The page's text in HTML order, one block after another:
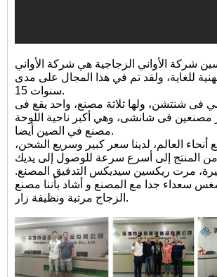
شركة الأواني الزجاجية هي شركة الأواني
للغاية، ولقد تم في هذا المجال على مدى
سنوات 15.
فى شنتشن، ولها ثلاثة مصنع، واحد يقع فى
مصنعين فى شانشى، وهي أكبر ناحية اللوحة
مصنع في الصين أيضا.
أنحاء العالم، لدينا سعر كبير وسريع الشحن،
مرت ريكسين سيديكس التدقيق المصنع.
سعداء جدا مع المصنع و أشاد بأننا مصنع
الزجاج مرتبة ونظيفة زار.